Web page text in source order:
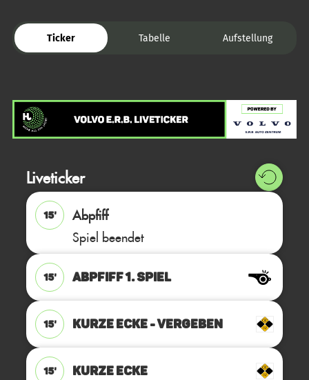
Ticker Tabelle Aufstellung
Liveticker
15'
Abpfiff
Spiel beendet
15' ABPFIFF 1. Spiel
15' KURZE ECKE - VERGEBEN
15' KURZE ECKE